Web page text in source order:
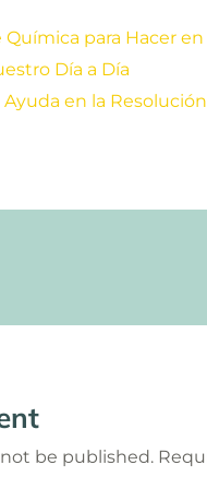
para Hacer en
Día a Día
en la
be published.